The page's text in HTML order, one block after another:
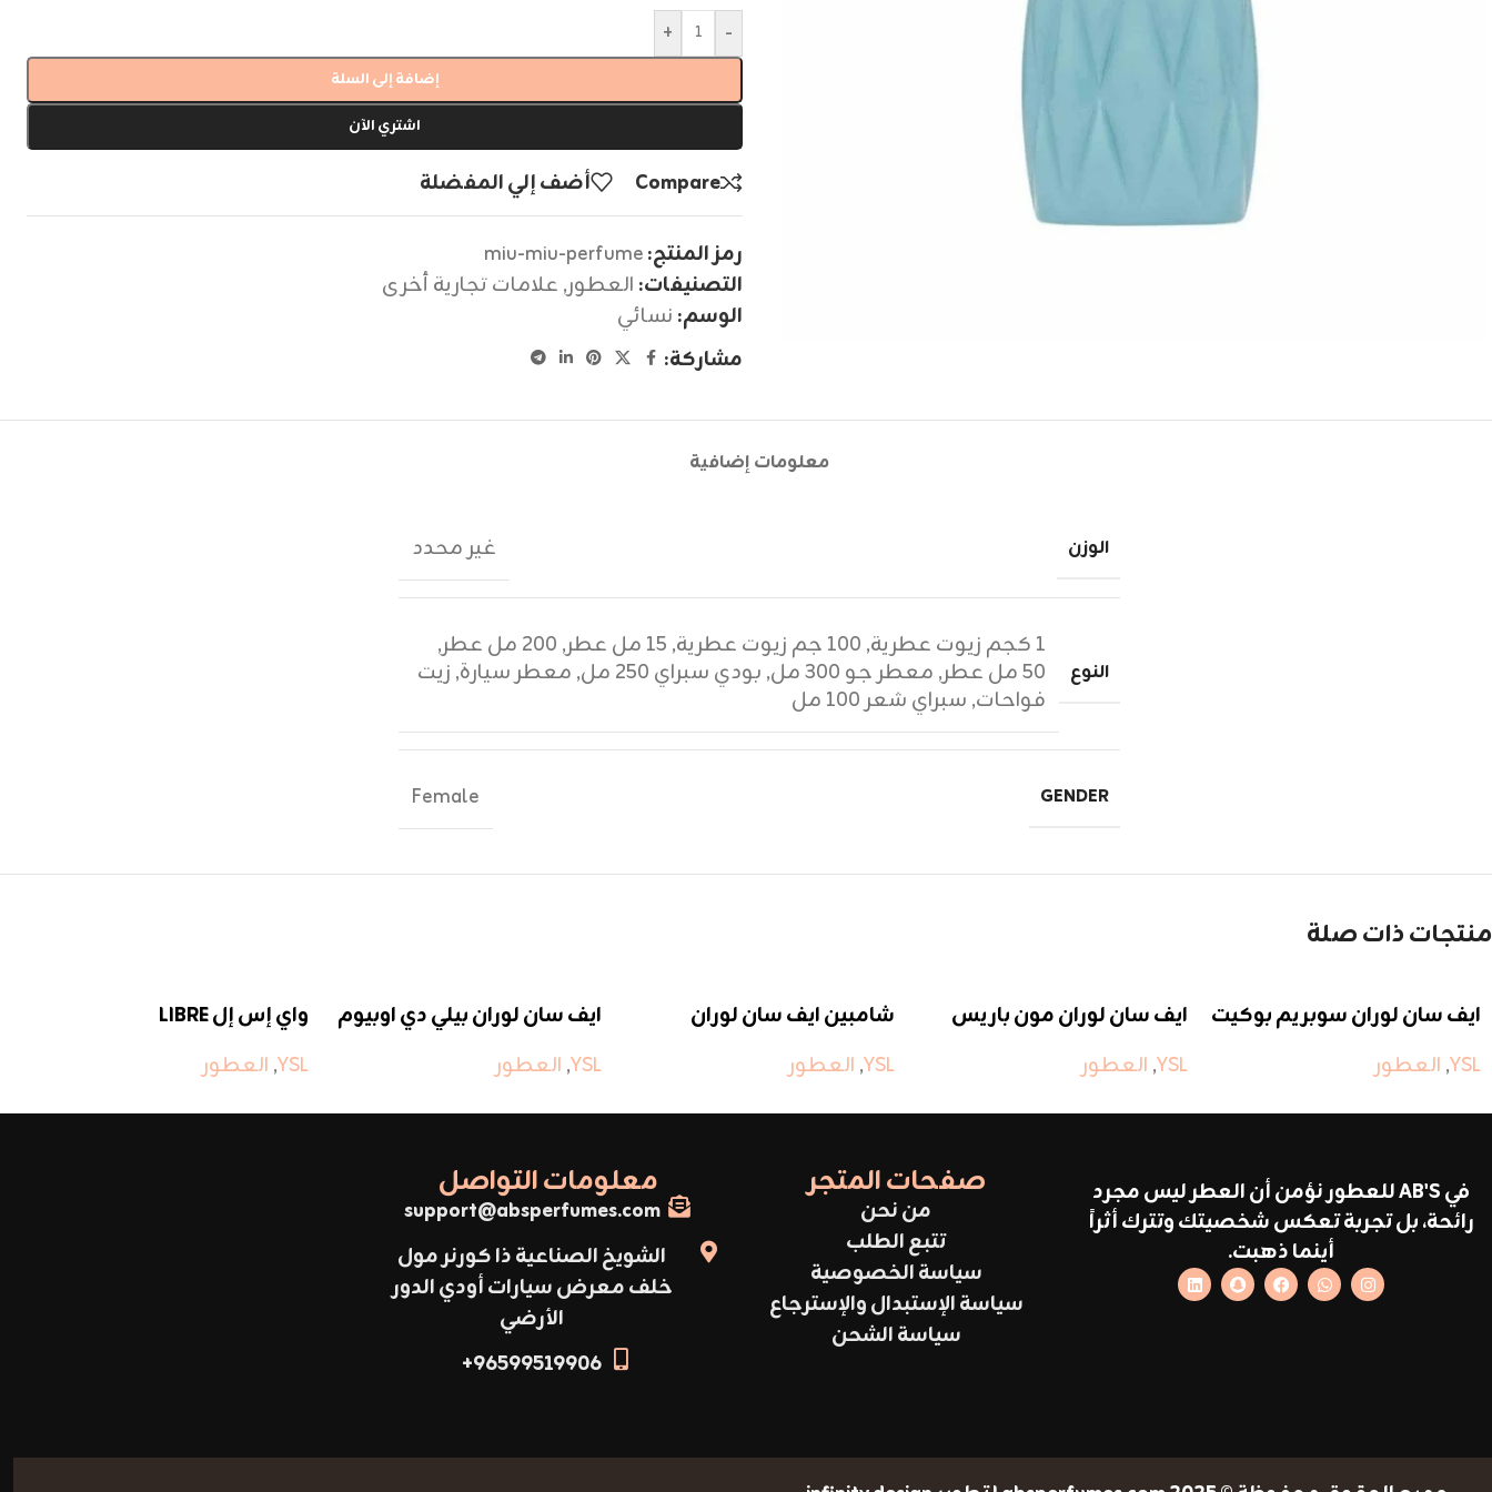
-
+
إضافة إلى السلة
اشتري الآن
Compare أضف إلي المفضلة
رمز المنتج:miu-miu-perfume
التصنيفات: العطور, علامات تجارية أخرى
الوسم: نسائي
مشاركة:
معلومات إضافية
الوزن غير محدد
النوع
١ كجم زيوت عطرية , ١٠٠ جم زيوت عطرية , ١٥ مل عطر , ٢٠٠ مل عطر
,
٥٠ مل عطر
, معطر جو ٣٠٠ مل , بودي سبراي ٢٥٠ مل , معطر سيارة, زيت
فواحات, سبراي شعر ١٠٠ مل
GENDER
Female
منتجات ذات صلة
ايف سان لوران سوبريم بوكيت
YSL
, العطور
ايف سان لوران مون باريس
YSL
, العطور
شامبين ايف سان لوران
YSL
, العطور
ايف سان لوران بيلي دي اوبيوم
YSL
, العطور
واي إس إل LIBRE
YSL
, العطور
في AB'S للعطور نؤمن أن العطر ليس مجرد
رائحة، بل تجربة تعكس شخصيتك وتترك أثراً
أينما ذهبت.
صفحات المتجر
من نحن
تتبع الطلب
سياسة الخصوصية
سياسة الإستبدال والإسترجاع
سياسة الشحن
معلومات التواصل
support@absperfumes.com
الشويخ الصناعية ذا كورنر مول
خلف معرض سيارات أودي الدور
الأرضي
96599519906+